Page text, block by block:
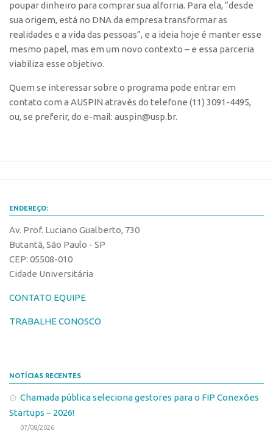
Transferência de Tecnologia
Editais de TT
PD&I
Chamamento
Parcerias PD&I
Conexão USP
Conexão Inter-USP
Banco de Patentes
Patentes em Destaque
Inteligência Competitiva
Bolsas
Bolsa Empreendedorismo
Bolsa Startup USP
poupar dinheiro para comprar sua alforria. Para ela, “desde
sua origem, está no DNA da empresa transformar as
realidades e a vida das pessoas”, e a ideia hoje é manter esse
mesmo papel, mas em um novo contexto – e essa parceria
viabiliza esse objetivo.
Quem se interessar sobre o programa pode entrar em
contato com a AUSPIN através do telefone (11) 3091-4495,
ou, se preferir, do e-mail: auspin@usp.br.
ENDEREÇO:
Av. Prof. Luciano Gualberto, 730
Butantã, São Paulo - SP
CEP: 05508-010
Cidade Universitária
CONTATO EQUIPE
TRABALHE CONOSCO
NOTÍCIAS RECENTES
Chamada pública seleciona gestores para o FIP Conexões
Startups – 2026!
07/08/2026